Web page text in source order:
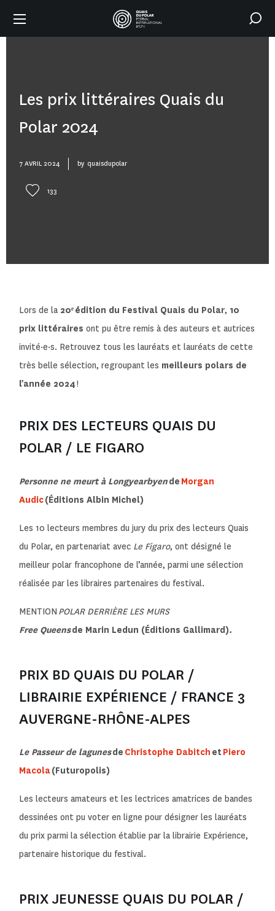
Les prix littéraires Quais du
Polar 2024
7 AVRIL 2024 by quaisdupolar
133
Lors de la 20ᵉédition du Festival Quais du Polar, 10
prix littéraires ont pu être remis à des auteurs et autrices
invité·e·s. Retrouvez tous les lauréats et lauréats de cette
très belle sélection, regroupant les meilleurs polars de
l’année 2024!
PRIX DES LECTEURS QUAIS DU
POLAR / LE FIGARO
Personne ne meurt à Longyearbyende Morgan
Audic(Éditions Albin Michel)
Les 10 lecteurs membres du jury du prix des lecteurs Quais
du Polar, en partenariat avec Le Figaro, ont désigné le
meilleur polar francophone de l’année, parmi une sélection
réalisée par les libraires partenaires du festival.
MENTION POLAR DERRIÈRE LES MURS
Free Queensde Marin Ledun (Éditions Gallimard).
PRIX BD QUAIS DU POLAR /
LIBRAIRIE EXPÉRIENCE / FRANCE 3
AUVERGNE-RHÔNE-ALPES
Le Passeur de lagunesde Christophe Dabitch etPiero
Macola(Futuropolis)
Les lecteurs amateurs et les lectrices amatrices de bandes
dessinées ont pu voter en ligne pour désigner les lauréats
du prix parmi la sélection établie par la librairie Expérience,
partenaire historique du festival.
PRIX JEUNESSE QUAIS DU POLAR /